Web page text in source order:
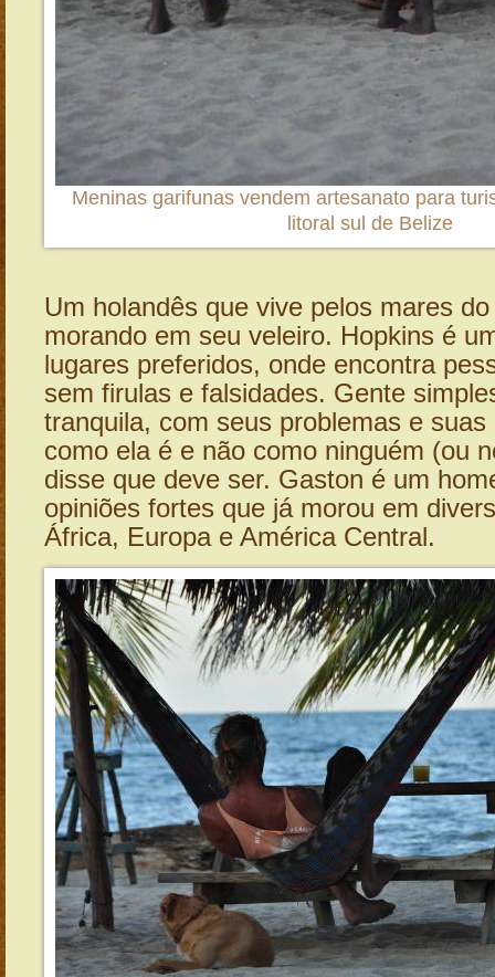
Meninas garifunas vendem artesanato para
litoral sul de Belize
Um holandês que vive pelos mares
morando em seu veleiro. Hopkins é
lugares preferidos, onde encontra
sem firulas e falsidades. Gente
tranquila, com seus problemas e
como ela é e não como ninguém (ou
disse que deve ser. Gaston é um
opiniões fortes que já morou em
África, Europa e América Central.